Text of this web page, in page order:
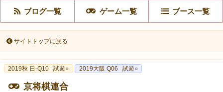
ブログ一覧 ゲーム一覧 ブース一覧
サイトトップに戻る
2019秋 日-Q10 試遊○ 2019大阪 Q06 試遊○
京将棋連合